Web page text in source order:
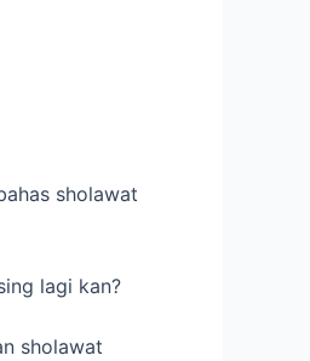
sholawat
lagi kan?
sholawat